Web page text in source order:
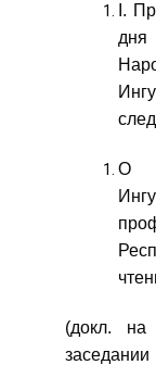
I.
дня
О
(докл.